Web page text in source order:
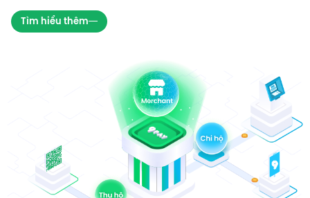
Tìm hiểu thêm